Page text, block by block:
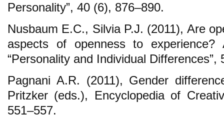
Personality”, 40 (6), 876–890.
Nusbaum E.C., Silvia P.J. (2011), Are
aspects of openness to
“Personality and Individual Differences”,
Pagnani A.R. (2011), Gender
Pritzker (eds.), Encyclopedia of
551–557.